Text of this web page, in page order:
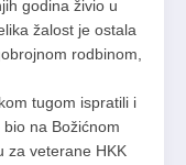
godina živio u
žalost je ostala
rodbinom,
tugom ispratili i
na Božićnom
za veterane HKK